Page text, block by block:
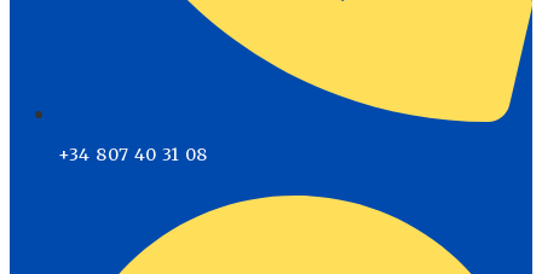
+34 807 40 31 08